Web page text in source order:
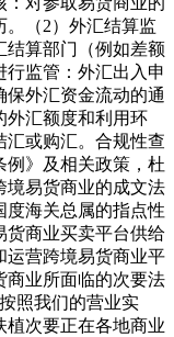
。（2）外汇结算监
结算部门（例如差额
监管：外汇出入申
外汇资金流动的通
外汇额度和利用环
汇或购汇。合规性查
例》及相关政策，杜
境易货商业的成文法
度海关总属的指点性
货商业买卖平台供给
运营跨境易货商业平
商业所面临的次要法
照我们的营业实
植次要正在各地商业